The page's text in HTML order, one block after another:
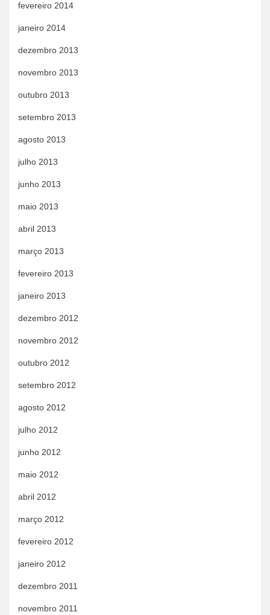
fevereiro 2014
janeiro 2014
dezembro 2013
novembro 2013
outubro 2013
setembro 2013
agosto 2013
julho 2013
junho 2013
maio 2013
abril 2013
março 2013
fevereiro 2013
janeiro 2013
dezembro 2012
novembro 2012
outubro 2012
setembro 2012
agosto 2012
julho 2012
junho 2012
maio 2012
abril 2012
março 2012
fevereiro 2012
janeiro 2012
dezembro 2011
novembro 2011